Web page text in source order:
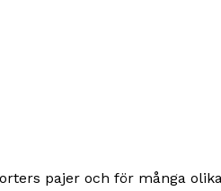
pajer och för många